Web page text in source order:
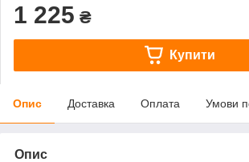
1 225 ₴
Купити
Опис Доставка Оплата Умови
Опис